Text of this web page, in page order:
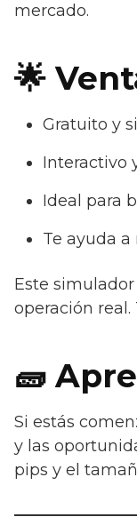
mercado.
🌟
Gratuito y
Interactivo
Ideal para
Te ayuda
Este
operación
🧱
Si estás
y las
pips y el